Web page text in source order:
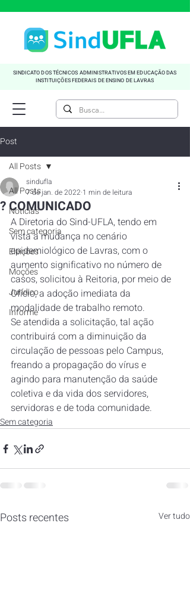
SINDICATO DOS TÉCNICOS ADMINISTRATIVOS EM EDUCAÇÃO DAS
INSTITUIÇÕES FEDERAIS DE ENSINO DE LAVRAS
Post
All Posts
Noticias
Sem categoria
Eleições
Moções
Jurídico
Informe
All Posts
? COMUNICADO
sindufla
7 de jan. de 2022 1 min de leitura
A Diretoria do Sind-UFLA, tendo em
vista a mudança no cenário
epidemiológico de Lavras, com o
aumento significativo no número de
casos, solicitou à Reitoria, por meio de
Ofício, a adoção imediata da
modalidade de trabalho remoto.
Se atendida a solicitação, tal ação
contribuirá com a diminuição da
circulação de pessoas pelo Campus,
freando a propagação do vírus e
agindo para manutenção da saúde
coletiva e da vida dos servidores,
servidoras e de toda comunidade.
Sem categoria
Posts recentes Ver tudo